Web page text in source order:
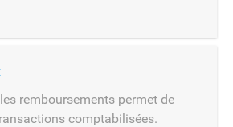
remboursements permet de
comptabilisées.